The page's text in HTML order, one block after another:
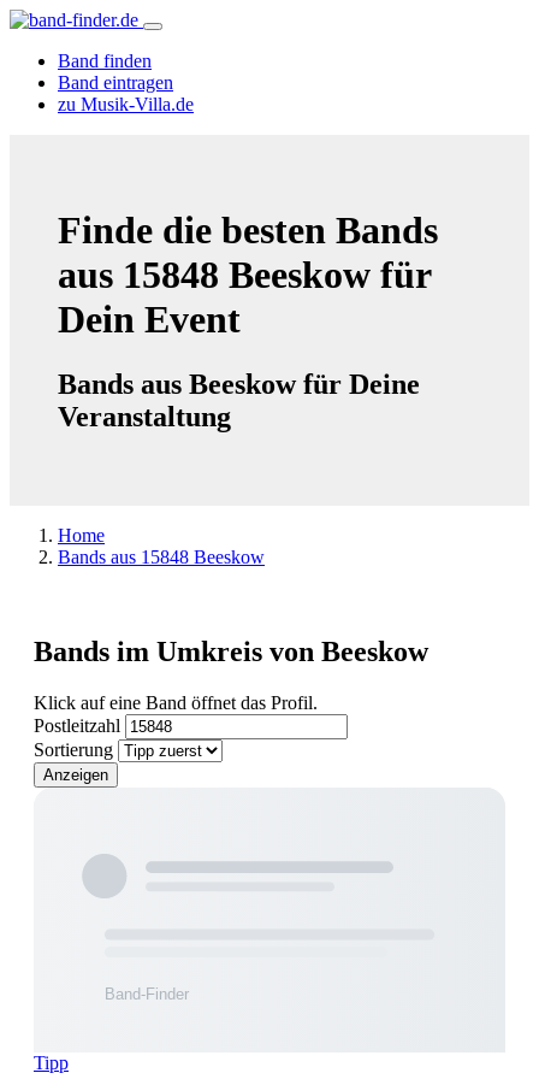
Band finden
Band eintragen
zu Musik-Villa.de
Finde die besten Bands
aus 15848 Beeskow für
Dein Event
Bands aus Beeskow für Deine
Veranstaltung
Home
Bands aus 15848 Beeskow
Bands im Umkreis von Beeskow
Klick auf eine Band öffnet das Profil.
Postleitzahl
Sortierung
Anzeigen
Tipp